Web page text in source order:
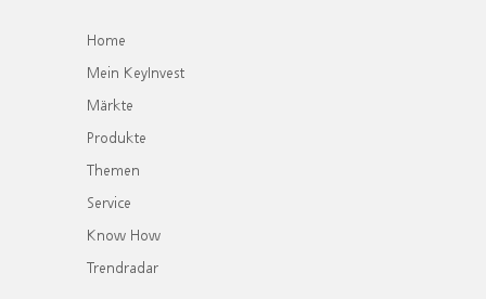
Home
Mein KeyInvest
Märkte
Produkte
Themen
Service
Know How
Trendradar